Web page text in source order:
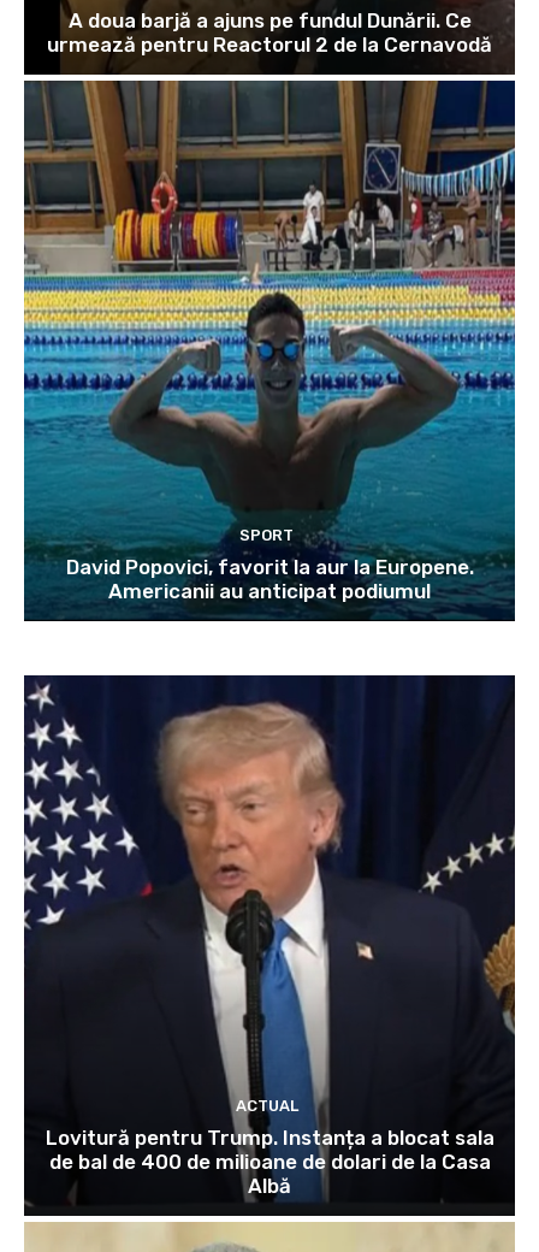
A doua barjă a ajuns pe fundul Dunării. Ce
urmează pentru Reactorul 2 de la Cernavodă
SPORT
David Popovici, favorit la aur la Europene.
Americanii au anticipat podiumul
ACTUAL
Lovitură pentru Trump. Instanța a blocat sala
de bal de 400 de milioane de dolari de la Casa
Albă